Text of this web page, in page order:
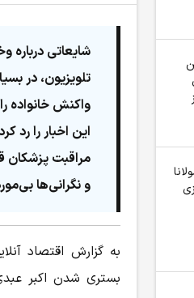
شایعاتی درباره
تلویزیون، در
واکنش خانواده
این اخبار را
مراقبت پزشکان
و نگرانی‌ها
به گزارش اقتصاد
بستری شدن اکبر